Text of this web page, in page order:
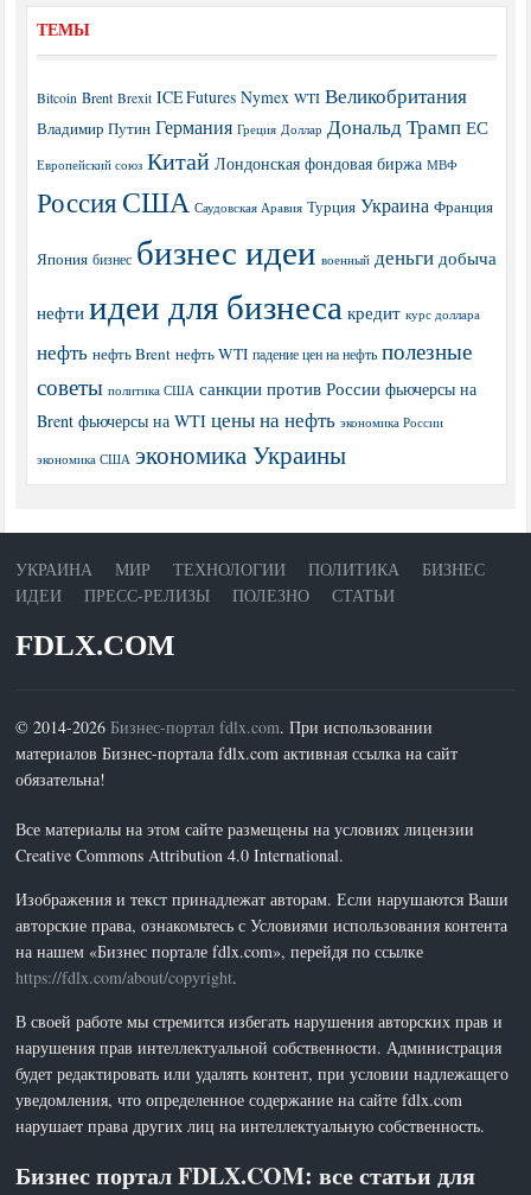
ТЕМЫ
Bitcoin Brent Brexit ICE Futures Nymex WTI Великобритания
Владимир Путин Германия Греция Доллар Дональд Трамп ЕС
Европейский союз Китай Лондонская фондовая биржа МВФ
РоссияСША Саудовская Аравия Турция Украина Франция
Япония бизнес бизнес идеи военный деньги добыча
нефти идеи для бизнеса кредит курс доллара
нефть нефть Brent нефть WTI падение цен на нефть полезные
советы политика США санкции против России фьючерсы на
Brent фьючерсы на WTI цены на нефть экономика России
экономика США экономика Украины
УКРАИНА МИР ТЕХНОЛОГИИ ПОЛИТИКА
БИЗНЕС
ИДЕИ
ПРЕСС-РЕЛИЗЫ ПОЛЕЗНО СТАТЬИ
FDLX.COM
© 2014-2026Бизнес-портал fdlx.com. При использовании
материалов Бизнес-портала fdlx.com активная ссылка на сайт
обязательна!
Все материалы на этом сайте размещены на условиях лицензии
Creative Commons Attribution 4.0 International.
Изображения и текст принадлежат авторам. Если нарушаются Ваши
авторские права, ознакомьтесь с Условиями использования контента
на нашем «Бизнес портале fdlx.com», перейдя по ссылке
https://fdlx.com/about/copyright.
В своей работе мы стремится избегать нарушения авторских прав и
нарушения прав интеллектуальной собственности. Администрация
будет редактировать или удалять контент, при условии надлежащего
уведомления, что определенное содержание на сайте fdlx.com
нарушает права других лиц на интеллектуальную собственность.
Бизнес портал FDLX.COM: все статьи для